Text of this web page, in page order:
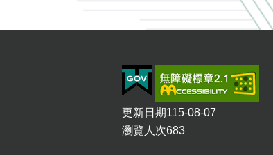
更新日期115-08-07
瀏覽人次683